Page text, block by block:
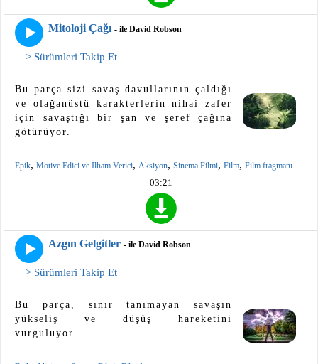
Mitoloji Çağı - ile David Robson
> Sürümleri Takip Et
Bu parça sizi savaş davullarının çaldığı
ve olağanüstü karakterlerin nihai zafer
için savaştığı bir şan ve şeref çağına
götürüyor.
Epik, Motive Edici ve İlham Verici, Aksiyon, Sinema Filmi, Film, Film fragmanı
03:21
Azgın Gelgitler - ile David Robson
> Sürümleri Takip Et
Bu parça, sınır tanımayan savaşın
yükseliş ve düşüş hareketini
vurguluyor.